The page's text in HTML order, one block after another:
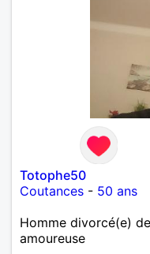
Totophe50
Coutances - 50 ans
Homme divorcé(e)
amoureuse